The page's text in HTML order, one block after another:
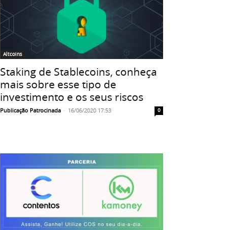
Altcoins
Staking de Stablecoins, conheça
mais sobre esse tipo de
investimento e os seus riscos
Publicação Patrocinada - 16/06/2020 17:53 0